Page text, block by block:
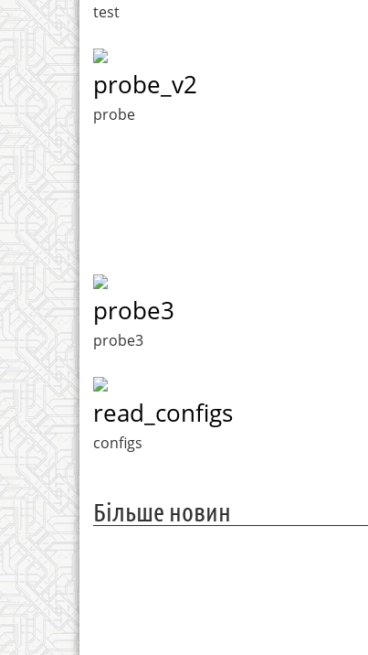
test
probe_v2
probe
probe3
probe3
read_configs
configs
Більше новин